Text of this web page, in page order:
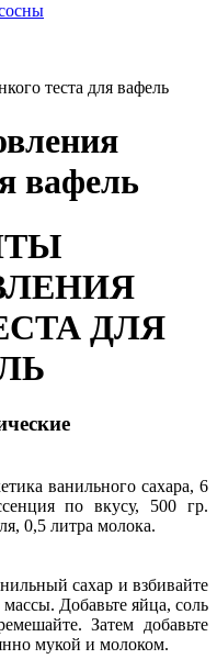
теста для вафель
вафель
ДЛЯ
ванильного сахара, 6
по вкусу, 500 гр.
0,5 литра молока.
сахар и взбивайте
Добавьте яйца, соль
Затем добавьте
мукой и молоком.